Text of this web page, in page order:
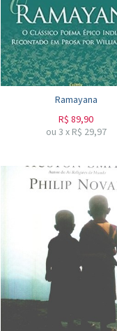
Ramayana
R$ 89,90
ou 3 x R$ 29,97